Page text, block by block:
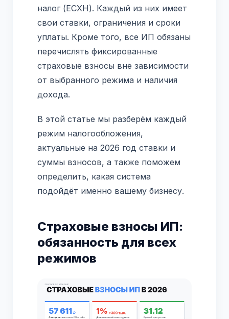
налог (ЕСХН). Каждый из них имеет
свои ставки, ограничения и сроки
уплаты. Кроме того, все ИП обязаны
перечислять фиксированные
страховые взносы вне зависимости
от выбранного режима и наличия
дохода.
В этой статье мы разберём каждый
режим налогообложения,
актуальные на 2026 год ставки и
суммы взносов, а также поможем
определить, какая система
подойдёт именно вашему бизнесу.
Страховые взносы ИП:
обязанность для всех
режимов